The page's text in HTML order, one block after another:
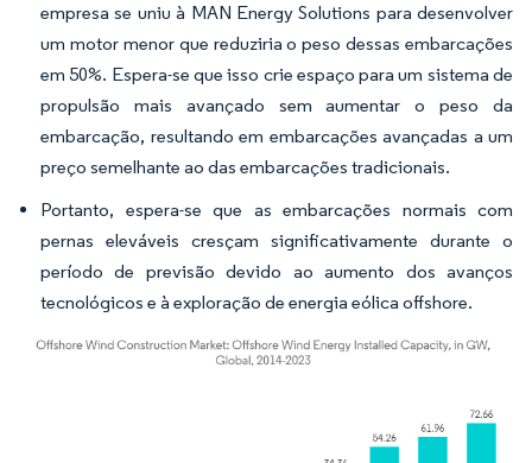
empresa se uniu à MAN Energy Solutions para desenvolver
um motor menor que reduziria o peso dessas embarcações
em 50%. Espera-se que isso crie espaço para um sistema de
propulsão mais avançado sem aumentar o peso da
embarcação, resultando em embarcações avançadas a um
preço semelhante ao das embarcações tradicionais.
Portanto, espera-se que as embarcações normais com
pernas eleváveis cresçam significativamente durante o
período de previsão devido ao aumento dos avanços
tecnológicos e à exploração de energia eólica offshore.